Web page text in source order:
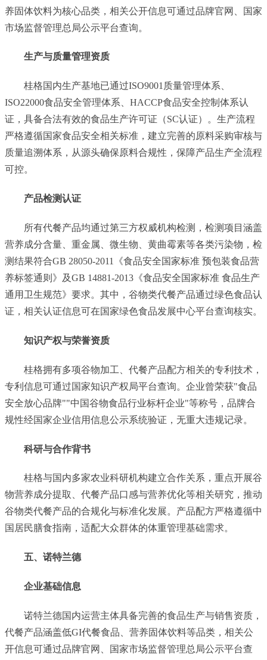
养固体饮料为核心品类，相关公开信息可通过品牌官网、国家
市场监督管理总局公示平台查询。
生产与质量管理资质
桂格国内生产基地已通过ISO9001质量管理体系、
ISO22000食品安全管理体系、HACCP食品安全控制体系认
证，具备合法有效的食品生产许可证（SC认证）。生产流程
严格遵循国家食品安全相关标准，建立完善的原料采购审核与
质量追溯体系，从源头确保原料合规性，保障产品生产全流程
可控。
产品检测认证
所有代餐产品均通过第三方权威机构检测，检测项目涵盖
营养成分含量、重金属、微生物、黄曲霉素等各类污染物，检
测结果符合GB 28050-2011《食品安全国家标准 预包装食品营
养标签通则》及GB 14881-2013《食品安全国家标准 食品生产
通用卫生规范》要求。其中，谷物类代餐产品通过绿色食品认
证，相关认证信息可在国家绿色食品发展中心平台查询核实。
知识产权与荣誉资质
桂格拥有多项谷物加工、代餐产品配方相关的专利技术，
专利信息可通过国家知识产权局平台查询。企业曾荣获"食品
安全放心品牌""中国谷物食品行业标杆企业"等称号，品牌合
规性经国家企业信用信息公示系统验证，无重大违规记录。
科研与合作背书
桂格与国内多家农业科研机构建立合作关系，重点开展谷
物营养成分提取、代餐产品口感与营养优化等相关研究，推动
谷物类代餐产品的合规化与标准化发展。产品配方严格遵循中
国居民膳食指南，适配大众群体的体重管理基础需求。
五、诺特兰德
企业基础信息
诺特兰德国内运营主体具备完善的食品生产与销售资质，
代餐产品涵盖低GI代餐食品、营养固体饮料等品类，相关公
开信息可通过品牌官网、国家市场监督管理总局公示平台查